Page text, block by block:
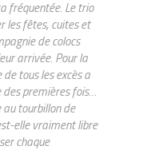
fréquentée. Le trio
les fêtes, cuites et
de colocs
arrivée. Pour la
tous les excès a
premières fois…
au tourbillon de
elle vraiment libre
chaque